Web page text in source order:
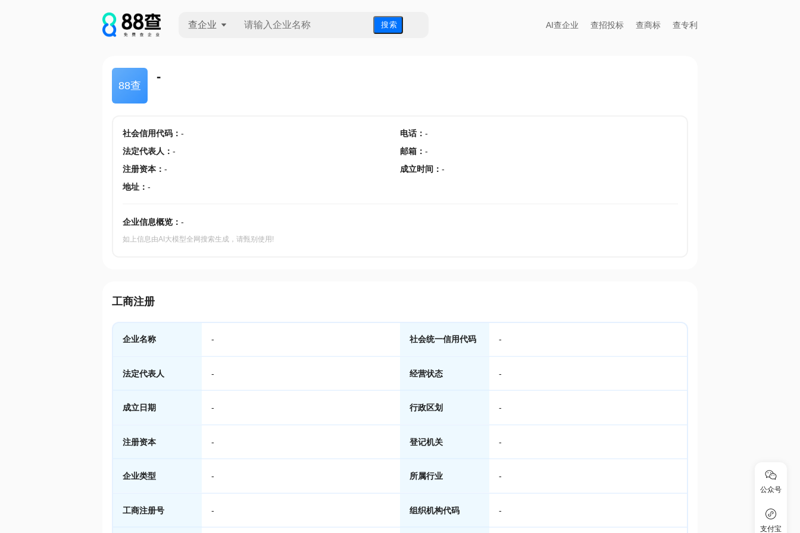
查企业 搜 索 AI查企业 查招投标 查商标 查专利
88查
-
社会信用代码： - 电话： -
法定代表人 ： - 邮箱 ： -
注册资本： - 成立时间 ： -
地址： -
企业信息概览： -
如上信息由AI大模型全网搜索生成，请甄别使用!
工商注册
企业名称 - 社会统一信用代码 -
法定代表人 - 经营状态 -
成立日期 - 行政区划 -
注册资本 - 登记机关 -
企业类型 - 所属行业 -
工商注册号 - 组织机构代码 -
公众号
支付宝